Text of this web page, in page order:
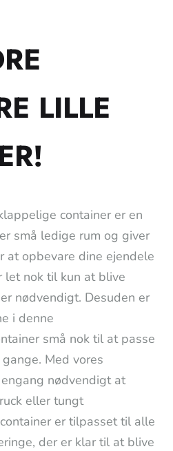
LILLE
container er en
små ledige rum og giver
at opbevare dine ejendele
let nok til kun at blive
nødvendigt. Desuden er
i denne
små nok til at passe
Med vores
nødvendigt at
eller tungt
er tilpasset til alle
der er klar til at blive